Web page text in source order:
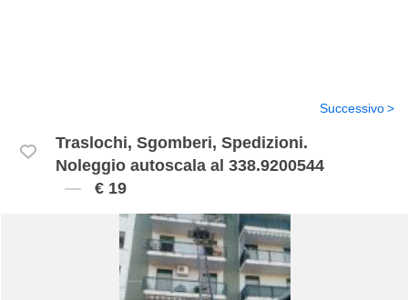
Traslochi, Sgomberi, Spedizioni.
Noleggio autoscala al 338.9200544
€ 19
Successivo